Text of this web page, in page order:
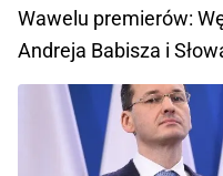
Wawelu premierów:
Andreja Babisza i